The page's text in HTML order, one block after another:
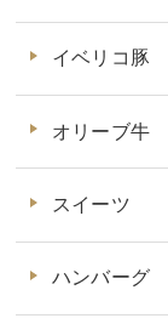
イベリコ豚
オリーブ牛
スイーツ
ハンバーグ